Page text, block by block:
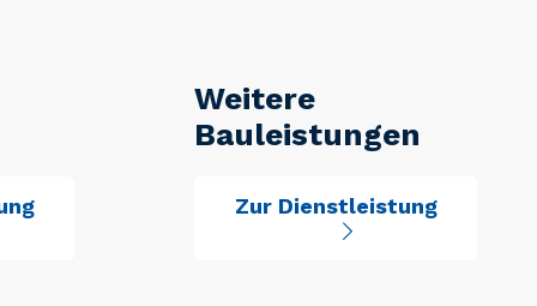
Weitere
Bauleistungen
Zur Dienstleistung